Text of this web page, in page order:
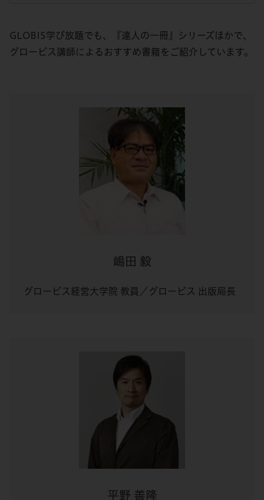
GLOBIS学び放題でも、『達人の一冊』シリーズほかで、
グロービス講師によるおすすめ書籍をご紹介しています。
嶋田 毅
グロービス経営大学院 教員／グロービス 出版局長
平野 善隆